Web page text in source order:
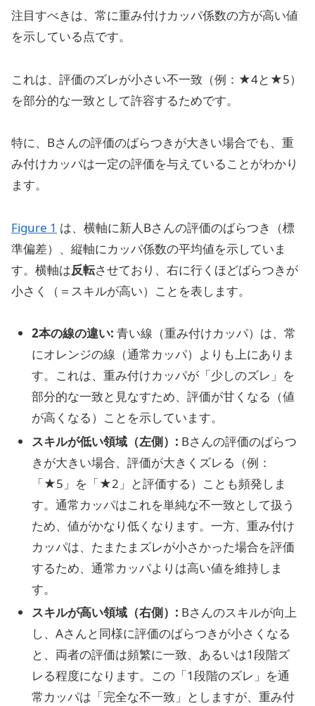
注目すべきは、常に重み付けカッパ係数の方が高い値
を示している点です。
これは、評価のズレが小さい不一致（例：★4と★5）
を部分的な一致として許容するためです。
特に、Bさんの評価のばらつきが大きい場合でも、重
み付けカッパは一定の評価を与えていることがわかり
ます。
Figure 1 は、横軸に新人Bさんの評価のばらつき（標
準偏差）、縦軸にカッパ係数の平均値を示していま
す。横軸は反転させており、右に行くほどばらつきが
小さく（＝スキルが高い）ことを表します。
2本の線の違い: 青い線（重み付けカッパ）は、常
にオレンジの線（通常カッパ）よりも上にありま
す。これは、重み付けカッパが「少しのズレ」を
部分的な一致と見なすため、評価が甘くなる（値
が高くなる）ことを示しています。
スキルが低い領域（左側）: Bさんの評価のばらつ
きが大きい場合、評価が大きくズレる（例：
「★5」を「★2」と評価する）ことも頻発しま
す。通常カッパはこれを単純な不一致として扱う
ため、値がかなり低くなります。一方、重み付け
カッパは、たまたまズレが小さかった場合を評価
するため、通常カッパよりは高い値を維持しま
す。
スキルが高い領域（右側）: Bさんのスキルが向上
し、Aさんと同様に評価のばらつきが小さくなる
と、両者の評価は頻繁に一致、あるいは1段階ズ
レる程度になります。この「1段階のズレ」を通
常カッパは「完全な不一致」としますが、重み付